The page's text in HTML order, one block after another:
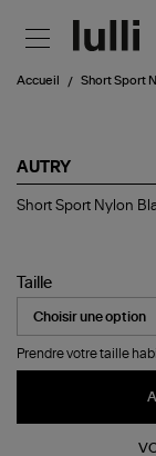
Accueil Short Sport
AUTRY
Short
Short Sport Nylon
Taille
Prendre votre taille